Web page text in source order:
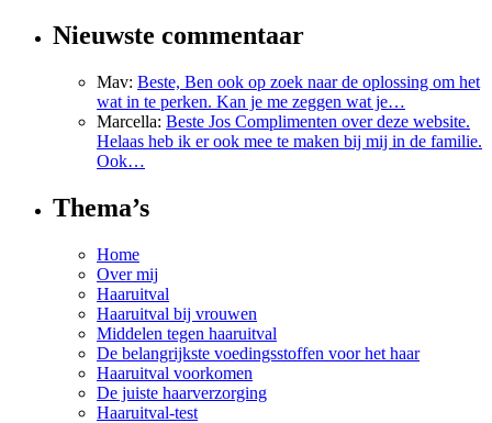
Nieuwste commentaar
Mav: Beste, Ben ook op zoek naar de oplossing om het
wat in te perken. Kan je me zeggen wat je…
Marcella: Beste Jos Complimenten over deze website.
Helaas heb ik er ook mee te maken bij mij in de familie.
Ook…
Thema’s
Home
Over mij
Haaruitval
Haaruitval bij vrouwen
Middelen tegen haaruitval
De belangrijkste voedingsstoffen voor het haar
Haaruitval voorkomen
De juiste haarverzorging
Haaruitval-test